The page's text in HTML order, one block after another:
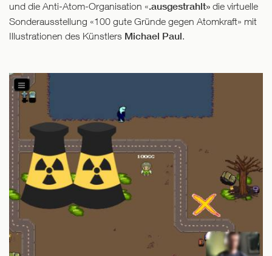
und die Anti-Atom-Organisation «.ausgestrahlt» die virtuelle
Sonderausstellung «100 gute Gründe gegen Atomkraft» mit
Illustrationen des Künstlers Michael Paul.